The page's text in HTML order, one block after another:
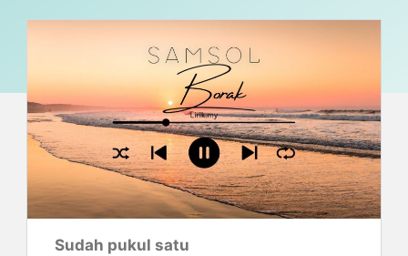
Sudah pukul satu